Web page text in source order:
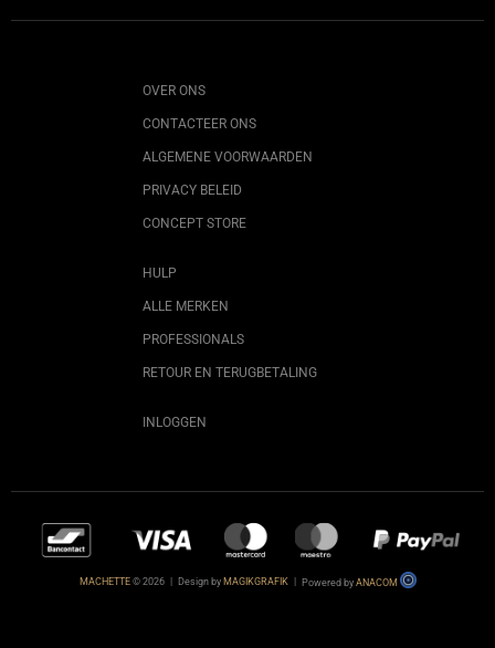
OVER ONS
CONTACTEER ONS
ALGEMENE VOORWAARDEN
PRIVACY BELEID
CONCEPT STORE
HULP
ALLE MERKEN
PROFESSIONALS
RETOUR EN TERUGBETALING
INLOGGEN
MACHETTE© 2026 Design by MAGIKGRAFIK Powered by ANACOM